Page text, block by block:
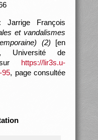
Jarrige François
et vandalismes
(2) [en
Université de
sur https://lir3s.u-
95, page consultée